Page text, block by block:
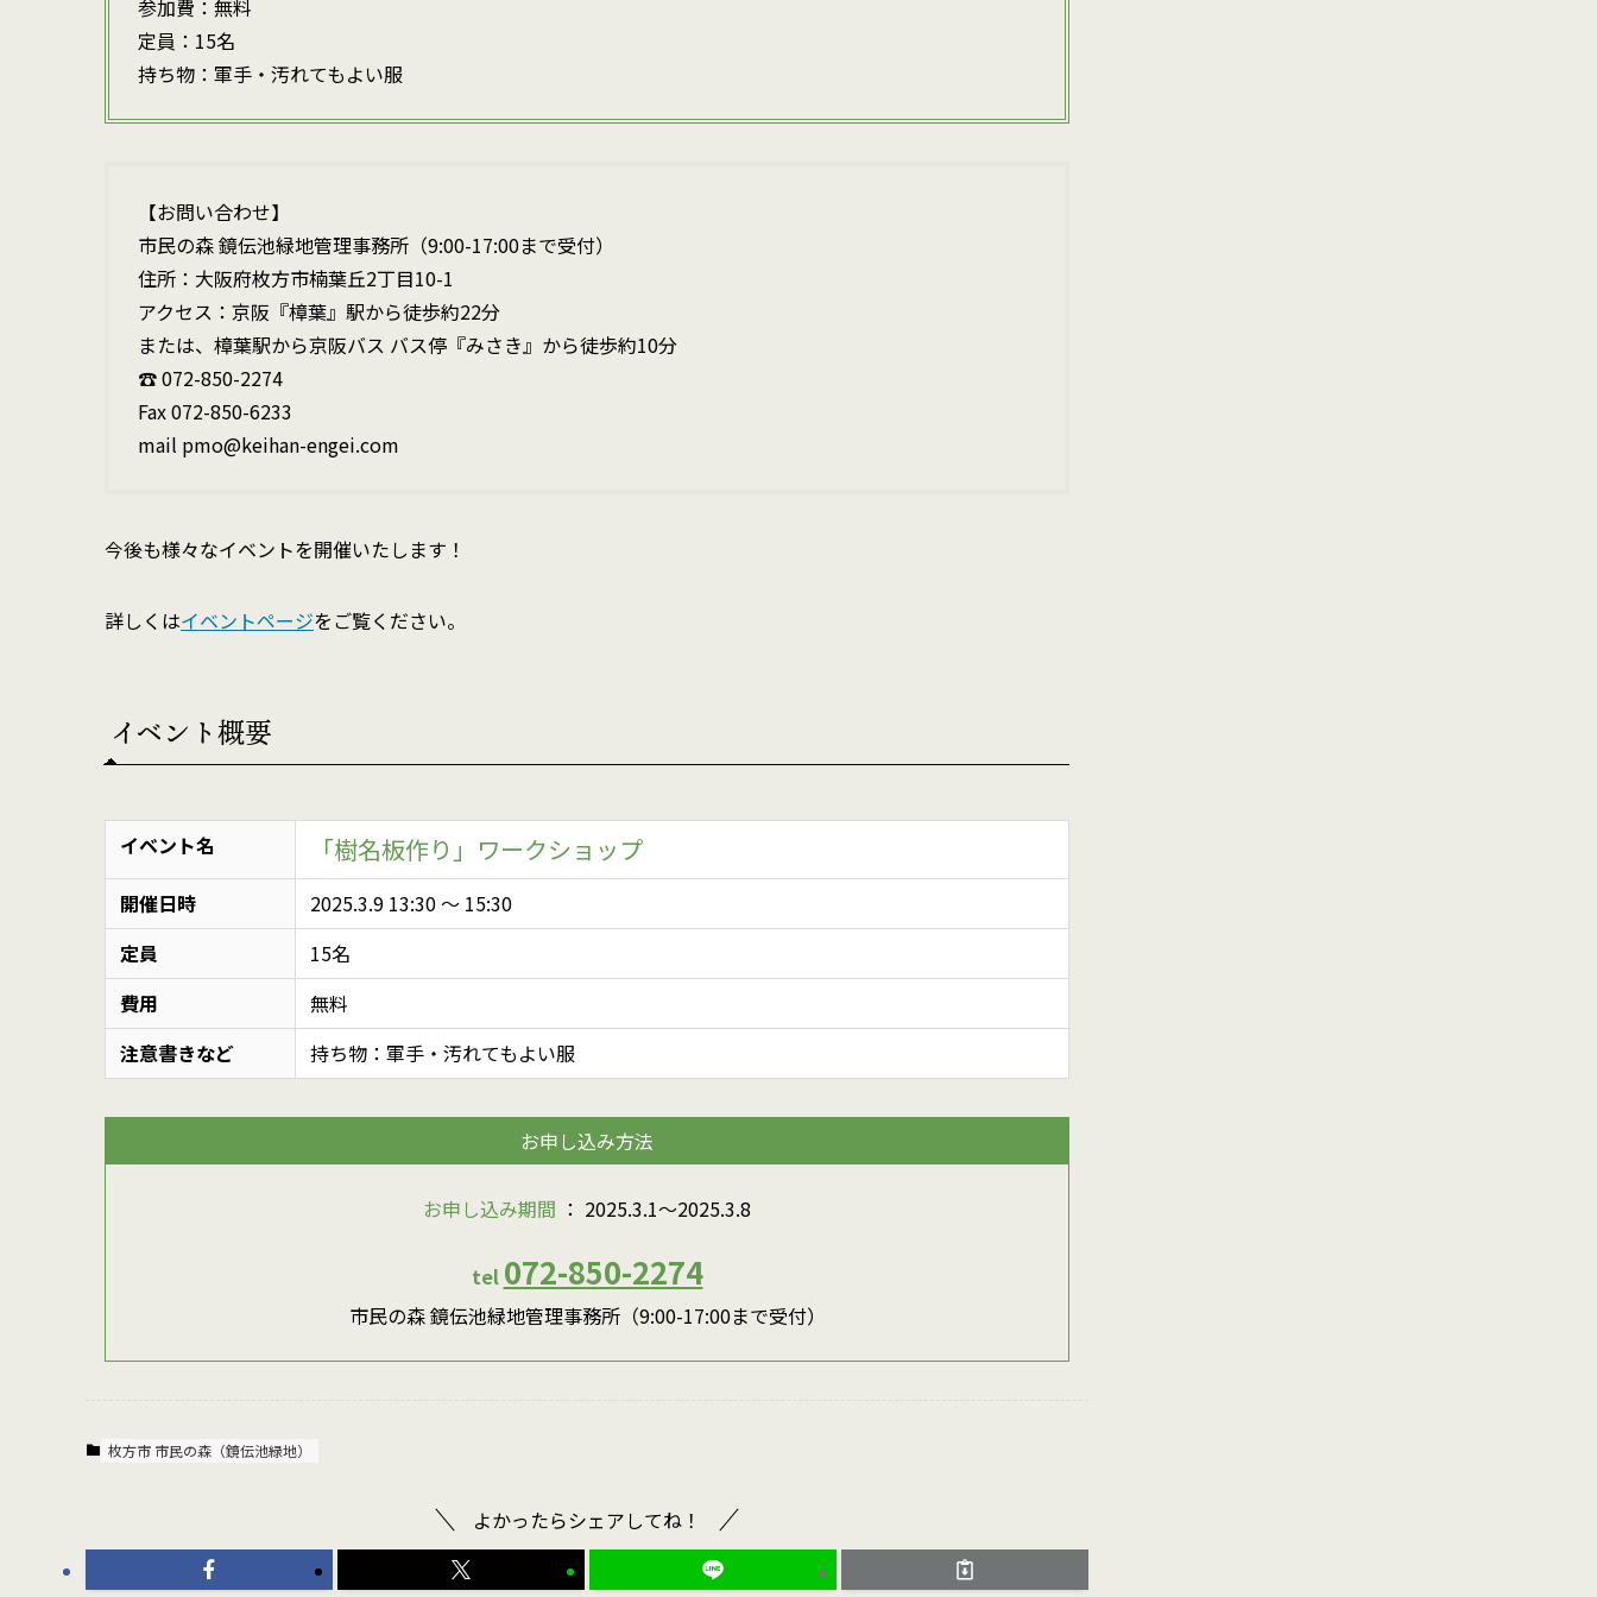
参加費：無料
定員：15名
持ち物：軍手・汚れてもよい服
【お問い合わせ】
市民の森 鏡伝池緑地管理事務所（9:00-17:00まで受付）
住所：大阪府枚方市楠葉丘2丁目10-1
アクセス：京阪『樟葉』駅から徒歩約22分
または、樟葉駅から京阪バス バス停『みさき』から徒歩約10分
☎ 072-850-2274
Fax 072-850-6233
mail pmo@keihan-engei.com
今後も様々なイベントを開催いたします！
詳しくはイベントページをご覧ください。
イベント概要
イベント名 「樹名板作り」ワークショップ
開催日時 2025.3.9 13:30〜 15:30
定員
15名
費用
無料
注意書きなど
持ち物：軍手・汚れてもよい服
お申し込み方法
お申し込み期間 ： 2025.3.1〜2025.3.8
tel 072-850-2274
市民の森 鏡伝池緑地管理事務所（9:00-17:00まで受付）
枚方市 市民の森（鏡伝池緑地）
よかったらシェアしてね！